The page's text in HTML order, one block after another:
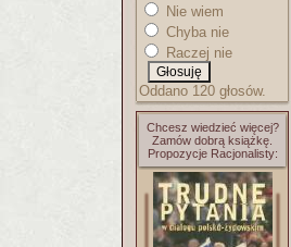
Nie wiem
Chyba nie
Raczej nie
Oddano 120 głosów.
Chcesz wiedzieć więcej?
Zamów dobrą książkę.
Propozycje Racjonalisty: